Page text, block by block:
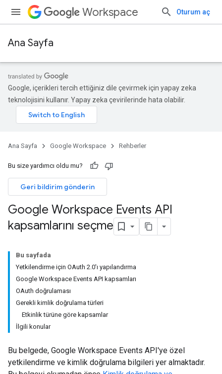
Workspace Oturum aç
Ana Sayfa
Google, içerikleri tercih ettiğiniz dile çevirmek için yapay zeka
teknolojisini kullanır. Yapay zeka çevirilerinde hata olabilir.
Ana Sayfa Google Workspace Rehberler
Bu size yardımcı oldu mu?
Geri bildirim gönderin
Google Workspace Events API
kapsamlarını seçme
Bu sayfada
Yetkilendirme için OAuth 2.0'ı yapılandırma
Google Workspace Events API kapsamları
OAuth doğrulaması
Gerekli kimlik doğrulama türleri
Etkinlik türüne göre kapsamlar
İlgili konular
Bu belgede, Google Workspace Events API'ye özel
yetkilendirme ve kimlik doğrulama bilgileri yer almaktadır.